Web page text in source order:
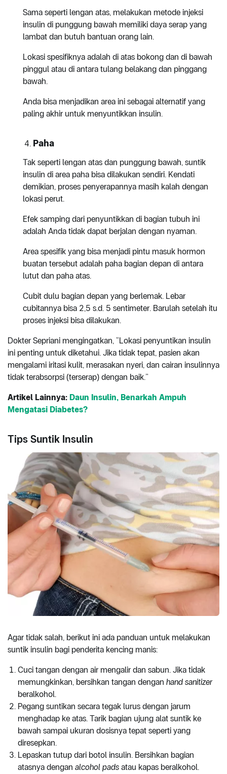
Sama seperti lengan atas, melakukan metode injeksi
insulin di punggung bawah memiliki daya serap yang
lambat dan butuh bantuan orang lain.
Lokasi spesifiknya adalah di atas bokong dan di bawah
pinggul atau di antara tulang belakang dan pinggang
bawah.
Anda bisa menjadikan area ini sebagai alternatif yang
paling akhir untuk menyuntikkan insulin.
Paha
Tak seperti lengan atas dan punggung bawah, suntik
insulin di area paha bisa dilakukan sendiri. Kendati
demikian, proses penyerapannya masih kalah dengan
lokasi perut.
Efek samping dari penyuntikkan di bagian tubuh ini
adalah Anda tidak dapat berjalan dengan nyaman.
Area spesifik yang bisa menjadi pintu masuk hormon
buatan tersebut adalah paha bagian depan di antara
lutut dan paha atas.
Cubit dulu bagian depan yang berlemak. Lebar
cubitannya bisa 2,5 s.d. 5 sentimeter. Barulah setelah itu
proses injeksi bisa dilakukan.
Dokter Sepriani mengingatkan, “Lokasi penyuntikan insulin
ini penting untuk diketahui. Jika tidak tepat, pasien akan
mengalami iritasi kulit, merasakan nyeri, dan cairan insulinnya
tidak terabsorpsi (terserap) dengan baik.”
Artikel Lainnya: Daun Insulin, Benarkah Ampuh
Mengatasi Diabetes?
Tips Suntik Insulin
Agar tidak salah, berikut ini ada panduan untuk melakukan
suntik insulin bagi penderita kencing manis:
Cuci tangan dengan air mengalir dan sabun. Jika tidak
memungkinkan, bersihkan tangan dengan hand sanitizer
beralkohol.
Pegang suntikan secara tegak lurus dengan jarum
menghadap ke atas. Tarik bagian ujung alat suntik ke
bawah sampai ukuran dosisnya tepat seperti yang
diresepkan.
Lepaskan tutup dari botol insulin. Bersihkan bagian
atasnya dengan alcohol pads atau kapas beralkohol.